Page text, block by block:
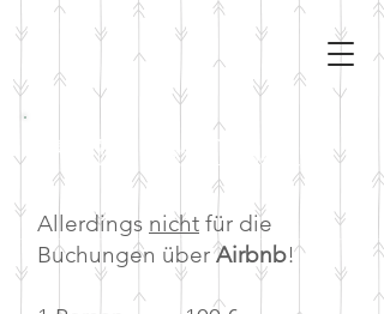
Preise pro Nacht:
Allerdings nicht für die
Buchungen überAirbnb!